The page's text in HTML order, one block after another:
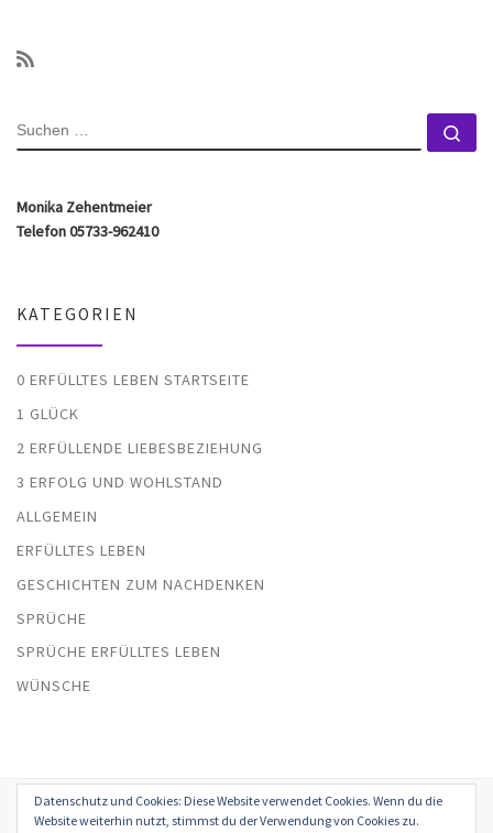
SUCHE
Monika Zehentmeier
Telefon 05733-962410
KATEGORIEN
0 ERFÜLLTES LEBEN STARTSEITE
1 GLÜCK
2 ERFÜLLENDE LIEBESBEZIEHUNG
3 ERFOLG UND WOHLSTAND
ALLGEMEIN
ERFÜLLTES LEBEN
GESCHICHTEN ZUM NACHDENKEN
SPRÜCHE
SPRÜCHE ERFÜLLTES LEBEN
WÜNSCHE
© 2026Erfülltes Leben in Glück, Liebe, Erfolg und Gesundheit
Datenschutz und Cookies: Diese Website verwendet Cookies. Wenn du die
Website weiterhin nutzt, stimmst du der Verwendung von Cookies zu.